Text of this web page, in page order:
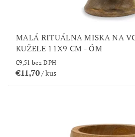
MALÁ RITUÁLNA MISKA NA
KUŽELE 11X9 CM - ÓM
€9,51 bez DPH
€11,70/ kus